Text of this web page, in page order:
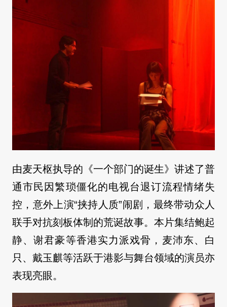
由麦天枢执导的《一个部门的诞生》讲述了普
通市民因繁琐僵化的电视台退订流程情绪失
控，意外上演“挟持人质”闹剧，最终带动众人
联手对抗刻板体制的荒诞故事。本片集结鲍起
静、谢君豪等香港实力派戏骨，麦沛东、白
只、戴玉麒等活跃于港影与舞台领域的演员亦
表现亮眼。